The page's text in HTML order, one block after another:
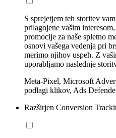
S sprejetjem teh storitev
prilagojene vašim
promocije za naše spletno
osnovi vašega vedenja pri
merimo njihov uspeh. Z
uporabljamo naslednje
Meta-Pixel, Microsoft
podlagi klikov, Ads
Razširjen Conversion